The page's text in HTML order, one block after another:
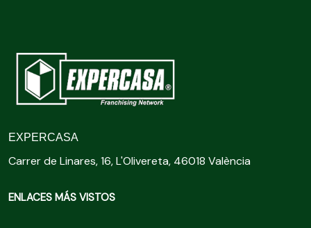
EXPERCASA
Carrer de Linares, 16, L'Olivereta, 46018 València
ENLACES MÁS VISTOS